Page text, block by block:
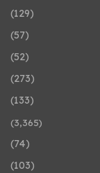
(129)
(57)
(52)
(273)
(133)
(3٬365)
(74)
(103)